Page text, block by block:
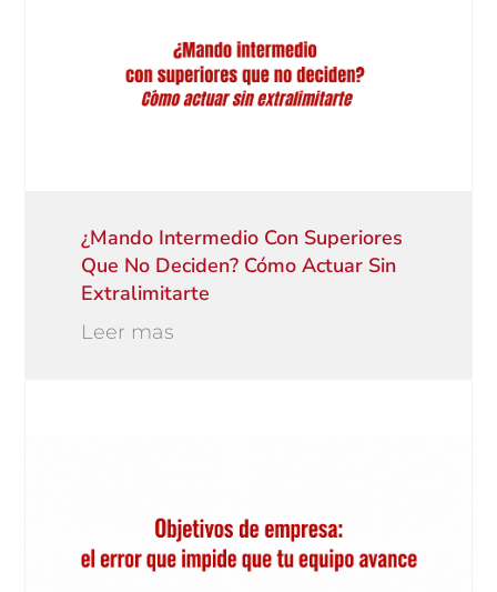
¿Mando Intermedio Con Superiores
Que No Deciden? Cómo Actuar Sin
Extralimitarte
Leer mas